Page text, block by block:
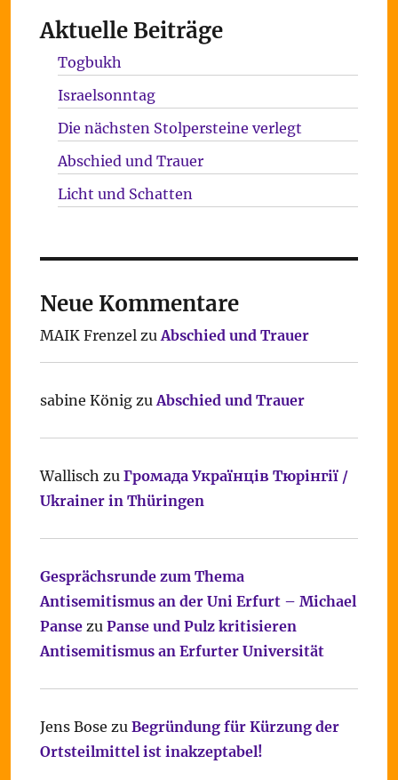
Aktuelle Beiträge
Togbukh
Israelsonntag
Die nächsten Stolpersteine verlegt
Abschied und Trauer
Licht und Schatten
Neue Kommentare
MAIK FrenzelzuAbschied und Trauer
sabine KönigzuAbschied und Trauer
Wallisch zu Громада Українців Тюрінгії /
Ukrainer in Thüringen
Gesprächsrunde zum Thema
Antisemitismus an der Uni Erfurt – Michael
Pansezu Panse und Pulz kritisieren
Antisemitismus an Erfurter Universität
Jens Bose zu Begründung für Kürzung der
Ortsteilmittel ist inakzeptabel!